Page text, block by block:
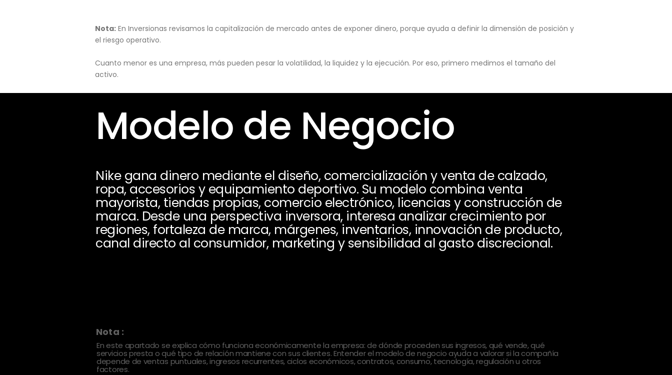
Nota: En Inversionas revisamos la capitalización de mercado antes de exponer dinero, porque ayuda a definir la dimensión de posición y
el riesgo operativo.
Cuanto menor es una empresa, más pueden pesar la volatilidad, la liquidez y la ejecución. Por eso, primero medimos el tamaño del
activo.
Modelo de Negocio
Nike gana dinero mediante el diseño, comercialización y venta de calzado,
ropa, accesorios y equipamiento deportivo. Su modelo combina venta
mayorista, tiendas propias, comercio electrónico, licencias y construcción de
marca. Desde una perspectiva inversora, interesa analizar crecimiento por
regiones, fortaleza de marca, márgenes, inventarios, innovación de producto,
canal directo al consumidor, marketing y sensibilidad al gasto discrecional.
Nota :
En este apartado se explica cómo funciona económicamente la empresa: de dónde proceden sus ingresos, qué vende, qué
servicios presta o qué tipo de relación mantiene con sus clientes. Entender el modelo de negocio ayuda a valorar si la compañía
depende de ventas puntuales, ingresos recurrentes, ciclos económicos, contratos, consumo, tecnología, regulación u otros
factores.